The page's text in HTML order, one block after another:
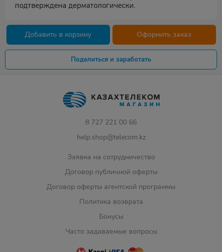
подтверждена дерматологически.
Добавить в корзину Оформить заказ
Поделиться и заработать
8 727 221 00 66
help.shop@telecom.kz
Заявка на сотрудничество
Договор публичной оферты
Договор оферты агентской программы
Политика возврата
Бонусы
Часто задаваемые вопросы